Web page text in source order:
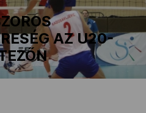
AZ U20-